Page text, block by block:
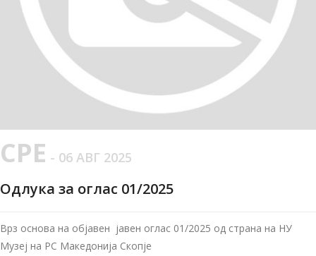
СРЕ - 06 АВГ 2025
Одлука за оглас 01/2025
Врз основа на објавен јавен оглас 01/2025 од страна на НУ
Музеј на РС Македонија Скопје